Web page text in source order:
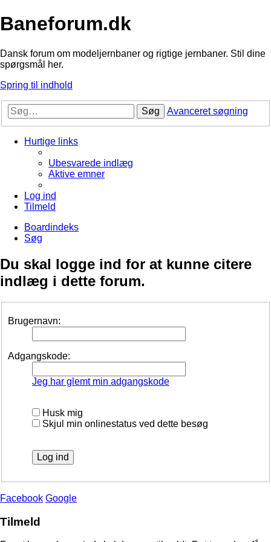
Baneforum.dk
Dansk forum om modeljernbaner og rigtige jernbaner. Stil dine
spørgsmål her.
Spring til indhold
Søg Avanceret søgning
Hurtige links
Ubesvarede indlæg
Aktive emner
Log ind
Tilmeld
Boardindeks
Søg
Du skal logge ind for at kunne citere
indlæg i dette forum.
Brugernavn:
Adgangskode:
Jeg har glemt min adgangskode
Husk mig
Skjul min onlinestatus ved dette besøg
Facebook Google
Tilmeld